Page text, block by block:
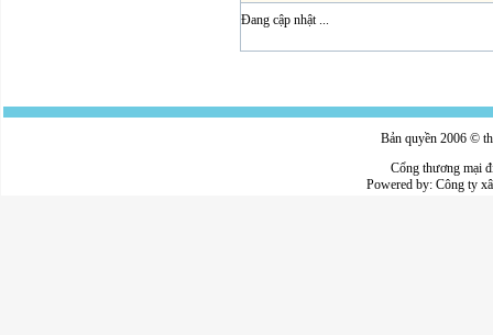
Đang cập nhật ...
Bản quyền 2006 ©
Cổng thương mại
Powered by: Công ty